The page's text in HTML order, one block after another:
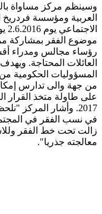
وسينظم مركز مساواة
العربية ومؤسسة
موضوع الفقر بمشاركة
رؤساء مجالس ومدراء
العائلات المحتاجة.
المسؤوليات الحكومية من
من جهة والى تدارس
على طاولة متخذ القرار
2017. وأشار المركز
في نسب الفقر في
زالت تحت خط الفقر
معالجته جذريا".